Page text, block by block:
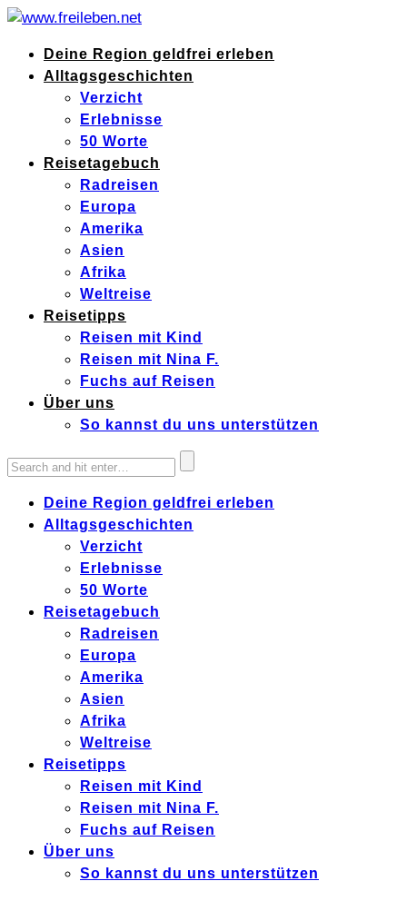
Deine Region geldfrei erleben
Alltagsgeschichten
Verzicht
Erlebnisse
50 Worte
Reisetagebuch
Radreisen
Europa
Amerika
Asien
Afrika
Weltreise
Reisetipps
Reisen mit Kind
Reisen mit Nina F.
Fuchs auf Reisen
Über uns
So kannst du uns unterstützen
Deine Region geldfrei erleben
Alltagsgeschichten
Verzicht
Erlebnisse
50 Worte
Reisetagebuch
Radreisen
Europa
Amerika
Asien
Afrika
Weltreise
Reisetipps
Reisen mit Kind
Reisen mit Nina F.
Fuchs auf Reisen
Über uns
So kannst du uns unterstützen